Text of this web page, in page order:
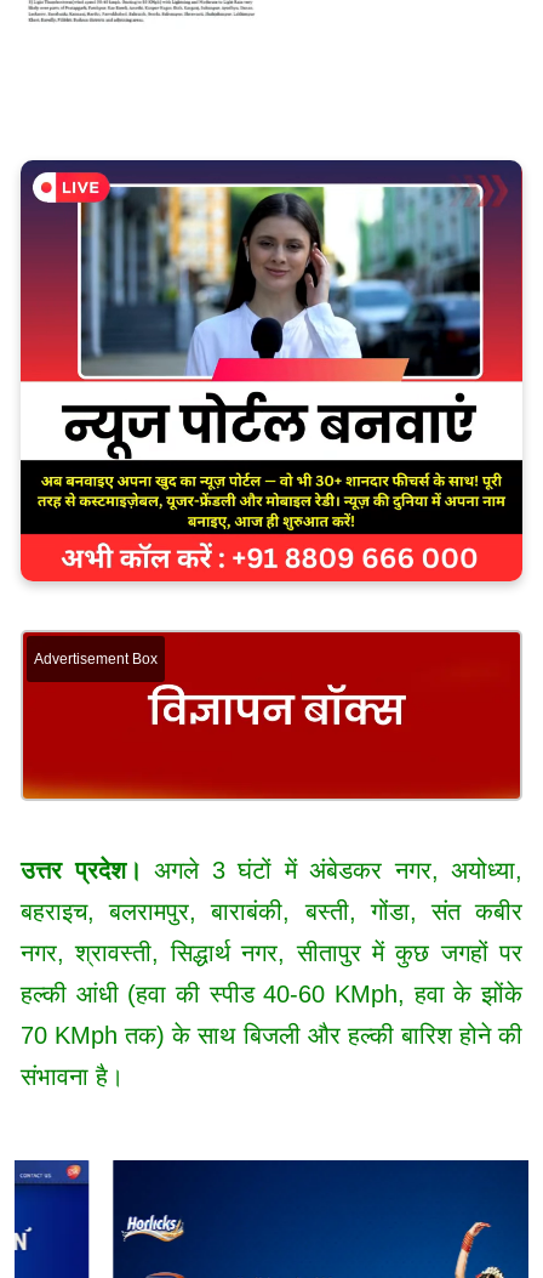
Advertisement Box
उत्तर प्रदेश। अगले 3 घंटों में अंबेडकर नगर, अयोध्या,
बहराइच, बलरामपुर, बाराबंकी, बस्ती, गोंडा, संत कबीर
नगर, श्रावस्ती, सिद्धार्थ नगर, सीतापुर में कुछ जगहों पर
हल्की आंधी (हवा की स्पीड 40-60 KMph, हवा के झोंके
70 KMph तक) के साथ बिजली और हल्की बारिश होने की
संभावना है।